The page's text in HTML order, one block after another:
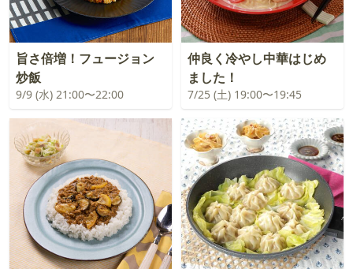
旨さ倍増！フュージョン
炒飯
9/9 (水) 21:00〜22:00
仲良く冷やし中華はじめ
ました！
7/25 (土) 19:00〜19:45